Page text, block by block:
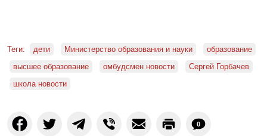
Теги: дети Министерство образования и науки
образование
высшее образование
омбудсмен новости
Сергей Горбачев
школа новости
0